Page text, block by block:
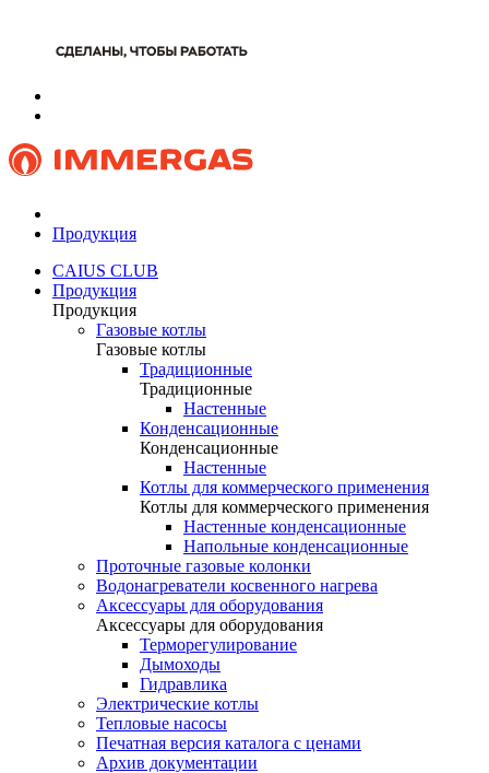
Продукция
CAIUS CLUB
Продукция
Продукция
Газовые котлы
Газовые котлы
Традиционные
Традиционные
Настенные
Конденсационные
Конденсационные
Настенные
Котлы для коммерческого применения
Котлы для коммерческого применения
Настенные конденсационные
Напольные конденсационные
Проточные газовые колонки
Водонагреватели косвенного нагрева
Аксессуары для оборудования
Аксессуары для оборудования
Терморегулирование
Дымоходы
Гидравлика
Электрические котлы
Тепловые насосы
Печатная версия каталога с ценами
Архив документации